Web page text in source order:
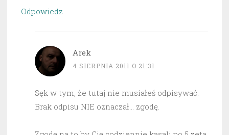
Odpowiedz
Arek
4 SIERPNIA 2011 O 21:31
Sęk w tym, że tutaj nie musiałeś odpisywać.
Brak odpisu NIE oznaczał… zgodę.